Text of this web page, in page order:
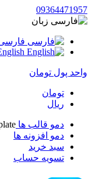
زبان
فارسی
English
پول تومان
تومان
ریال
دمو قالب ها
دمو افزونه ها
سبد خرید
تسویه حساب